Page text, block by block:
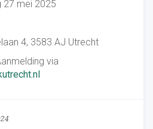
27 mei 2025
4, 3583 AJ Utrecht
via